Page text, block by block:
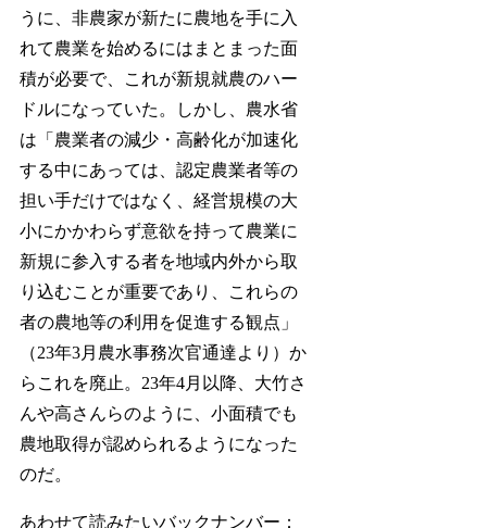
うに、非農家が新たに農地を手に入
れて農業を始めるにはまとまった面
積が必要で、これが新規就農のハー
ドルになっていた。しかし、農水省
は「農業者の減少・高齢化が加速化
する中にあっては、認定農業者等の
担い手だけではなく、経営規模の大
小にかかわらず意欲を持って農業に
新規に参入する者を地域内外から取
り込むことが重要であり、これらの
者の農地等の利用を促進する観点」
（23年3月農水事務次官通達より）か
らこれを廃止。23年4月以降、大竹さ
んや高さんらのように、小面積でも
農地取得が認められるようになった
のだ。
あわせて読みたいバックナンバー：